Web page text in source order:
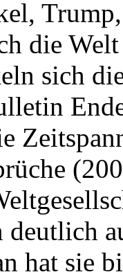
die
sich
deutlich
hat sie